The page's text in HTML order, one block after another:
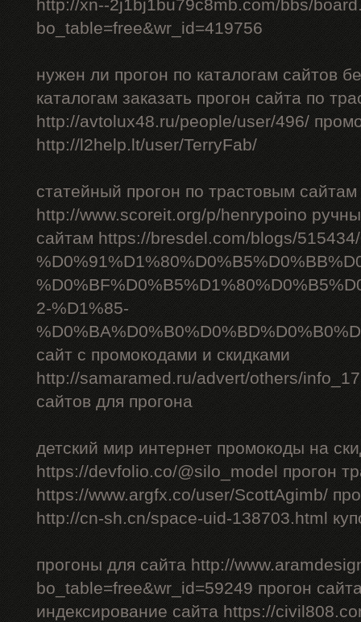
http://xn--2j1bj1bu79c8mb.com/bbs/
bo_table=free&wr_id=419756
нужен ли прогон по каталогам сайтов
каталогам заказать прогон сайта по
http://avtolux48.ru/people/user/496/
http://l2help.lt/user/TerryFab/
статейный прогон по трастовым сайтам
http://www.scoreit.org/p/henrypoino
сайтам https://bresdel.com/blogs/
2-%D1%85-
сайт с промокодами и скидками
http://samaramed.ru/advert/others/
сайтов для прогона
детский мир интернет промокоды на
https://devfolio.co/@silo_model прогон
https://www.argfx.co/user/ScottAgimb/
http://cn-sh.cn/space-uid-138703.html
прогоны для сайта http://
bo_table=free&wr_id=59249 прогон
индексирование сайта https://